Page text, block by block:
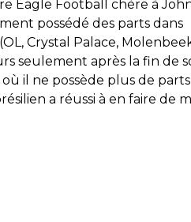
Eagle Football chère à
possédé des parts dans
Crystal Palace,
seulement après la fin de
il ne possède plus de
a réussi à en faire de